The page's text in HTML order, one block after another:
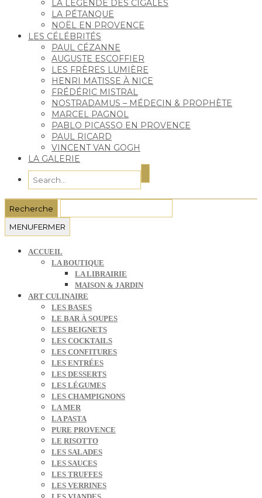
LA LÉGENDE DES CIGALES
LA PÉTANQUE
NOËL EN PROVENCE
LES CÉLÉBRITÉS
PAUL CÉZANNE
AUGUSTE ESCOFFIER
LES FRÈRES LUMIÈRE
HENRI MATISSE À NICE
FRÉDÉRIC MISTRAL
NOSTRADAMUS – MÉDECIN & PROPHÈTE
MARCEL PAGNOL
PABLO PICASSO EN PROVENCE
PAUL RICARD
VINCENT VAN GOGH
LA GALERIE
MENUFERMER
ACCUEIL
LA BOUTIQUE
LA LIBRAIRIE
MAISON & JARDIN
ART CULINAIRE
LES BASES
LE BAR À SOUPES
LES BEIGNETS
LES COCKTAILS
LES CONFITURES
LES ENTRÉES
LES DESSERTS
LES LÉGUMES
LES CHAMPIGNONS
LA MER
LA PASTA
PURE PROVENCE
LE RISOTTO
LES SALADES
LES SAUCES
LES TRUFFES
LES VERRINES